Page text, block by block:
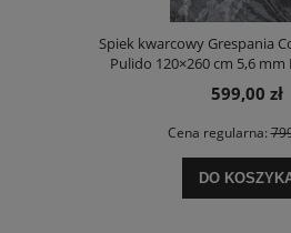
Spiek kwarcowy Grespania
Pulido 120×260 cm 5,6
bookmatch
599,00 zł
Cena regularna:
DO